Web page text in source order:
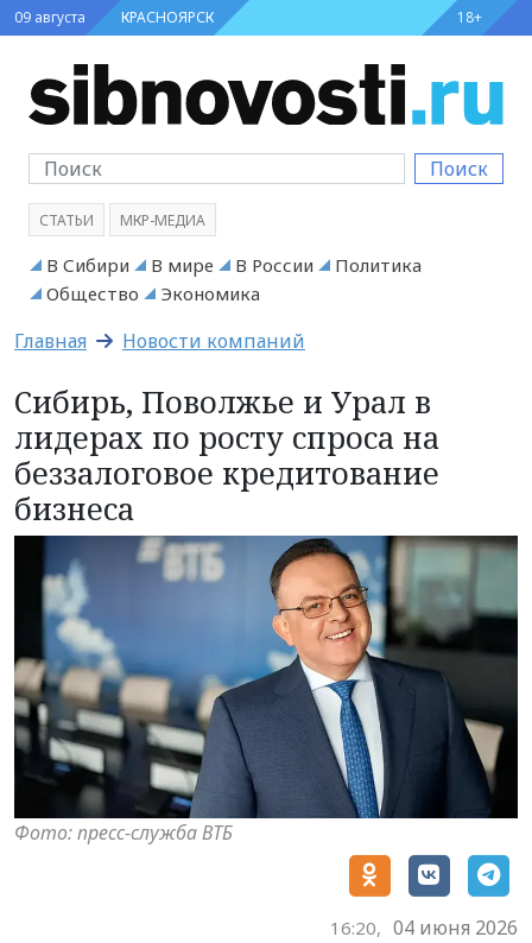
09 августа КРАСНОЯРСК 18+
Поиск
СТАТЬИ МКР-МЕДИА
В Сибири В мире В России
Политика
Общество
Экономика
Главная Новости компаний
Сибирь, Поволжье и Урал в
лидерах по росту спроса на
беззалоговое кредитование
бизнеса
Фото: пресс-служба ВТБ
16:20, 04 июня 2026